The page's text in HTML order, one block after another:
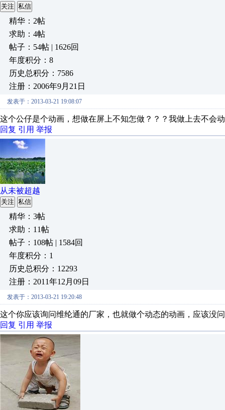
关注 私信
精华：2帖
求助：4帖
帖子：54帖 | 1626回
年度积分：8
历史总积分：7586
注册：2006年9月21日
发表于：2013-03-21 19:08:07
这个公仔是个动画，想做在屏上不知怎做？？？我做上去不会动
回复 引用 举报
从未被超越
关注 私信
精华：3帖
求助：11帖
帖子：108帖 | 1584回
年度积分：1
历史总积分：12293
注册：2011年12月09日
发表于：2013-03-21 19:20:48
这个你应该询问维纶通的厂家，也就做个动态的动画，应该没
回复 引用 举报